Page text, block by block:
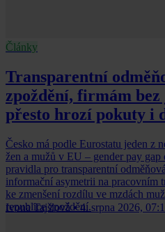
Články
Transparentní
zpoždění, firmám bez
přesto hrozí pokuty i
Česko má podle Eurostatu jeden z
žen a mužů v EU – gender pay
pravidla pro transparentní
informační asymetrii na pracovním
ke zmenšení rozdílu ve mzdách
republice zpoždění.
Ivona Tajšlová • 4. srpna 2026,